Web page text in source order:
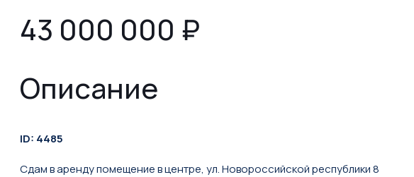
43 000 000 ₽
Описание
ID: 4485
Сдам в аренду помещение в центре, ул. Новороссийской республики 8